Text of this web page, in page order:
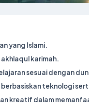
yang Islami.
karimah.
sesuai dengan
teknologi
kreatif dalam